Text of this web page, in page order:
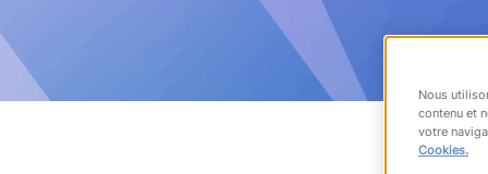
Nous
contenu et
votre
Cookies.